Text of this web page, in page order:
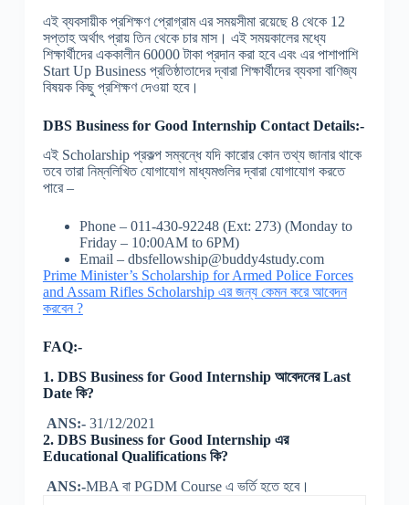
এই ব্যবসায়ীক প্রশিক্ষণ প্রোগ্রাম এর সময়সীমা রয়েছে 8 থেকে 12
সপ্তাহ অর্থাৎ প্রায় তিন থেকে চার মাস। এই সময়কালের মধ্যে
শিক্ষার্থীদের এককালীন 60000 টাকা প্রদান করা হবে এবং এর পাশাপাশি
Start Up Business প্রতিষ্ঠাতাদের দ্বারা শিক্ষার্থীদের ব্যবসা বাণিজ্য
বিষয়ক কিছু প্রশিক্ষণ দেওয়া হবে।
DBS Business for Good Internship Contact Details:-
এই Scholarship প্রকল্প সম্বন্ধে যদি কারোর কোন তথ্য জানার থাকে
তবে তারা নিম্নলিখিত যোগাযোগ মাধ্যমগুলির দ্বারা যোগাযোগ করতে
পারে –
Phone – 011-430-92248 (Ext: 273) (Monday to
Friday – 10:00AM to 6PM)
Email – dbsfellowship@buddy4study.com
Prime Minister’s Scholarship for Armed Police Forces
and Assam Rifles Scholarship এর জন্য কেমন করে আবেদন
করবেন ?
FAQ:-
1. DBS Business for Good Internship আবেদনের Last
Date কি?
ANS:-31/12/2021
2. DBS Business for Good Internship এর
Educational Qualifications কি?
ANS:-MBA বা PGDM Course এ ভর্তি হতে হবে।